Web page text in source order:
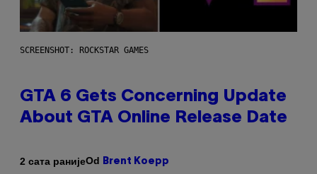
SCREENSHOT: ROCKSTAR GAMES
GTA 6 Gets Concerning Update
About GTA Online Release Date
2 сата ранијеOd Brent Koepp